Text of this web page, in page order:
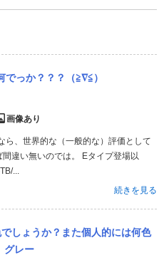
っか？？？（≧∇≦）
画像あり
ら、世界的な（一般的な）評価として
違い無いのでは。 Eタイプ登場以
...
続きを見る
しょうか？また個人的には何色
グレー